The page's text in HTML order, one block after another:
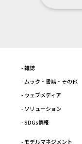
- 雑誌
- ムック・書籍・その他
- ウェブメディア
- ソリューション
- SDGs情報
- モデルマネジメント